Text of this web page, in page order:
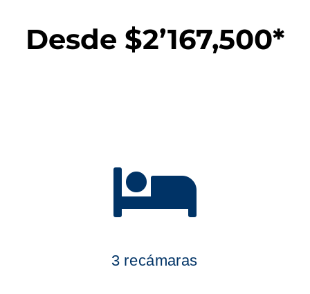
Desde $2’167,500*

3 recámaras